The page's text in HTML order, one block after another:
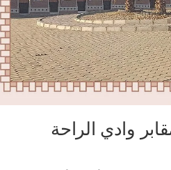
وادي الراحة